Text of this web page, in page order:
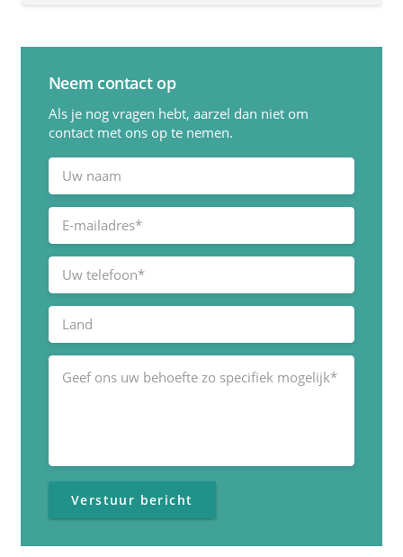
Neem contact op
Als je nog vragen hebt, aarzel dan niet om
contact met ons op te nemen.